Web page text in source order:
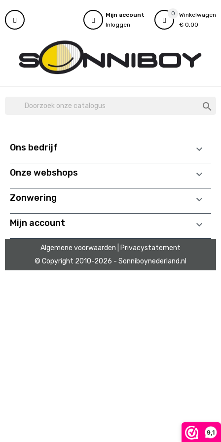
9,1
0
Winkelwagen
€ 0,00
Mijn account
Inloggen

Ons bedrijf 
Onze webshops 
Zonwering 
Mijn account 
Algemene voorwaarden
| Privacystatement
© Copyright 2010-2026 - Sonniboynederland.nl